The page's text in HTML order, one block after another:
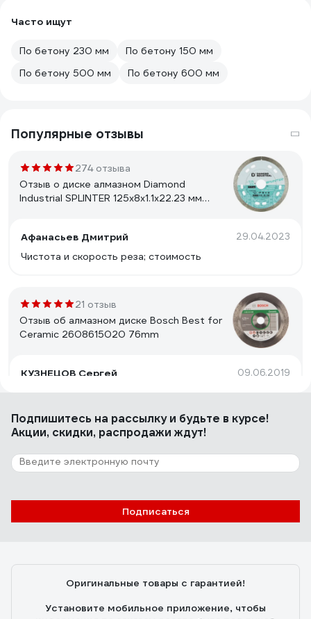
Часто ищут
По бетону 230 мм
По бетону 150 мм
По бетону 500 мм
По бетону 600 мм
Популярные отзывы
274 отзыва
Отзыв о диске алмазном Diamond
Industrial SPLINTER 125x8x1.1x22.23 мм
Афанасьев Дмитрий
29.04.2023
Чистота и скорость реза; стоимость
21 отзыв
Отзыв об алмазном диске Bosch Best for
Ceramic 2608615020 76mm
КУЗНЕЦОВ Сергей 09.06.2019
Бренд, цена, качество.
157 отзывов
Отзыв об алмазном диске Diamond
Industrial 350х25.4 мм DIDC350
Андрей Филиппович
Подпишитесь на рассылкуи будьте в курсе!
Акции, скидки, распродажи ждут!
Подписаться
Оригинальные товары с гарантией!
Установите мобильное приложение, чтобы